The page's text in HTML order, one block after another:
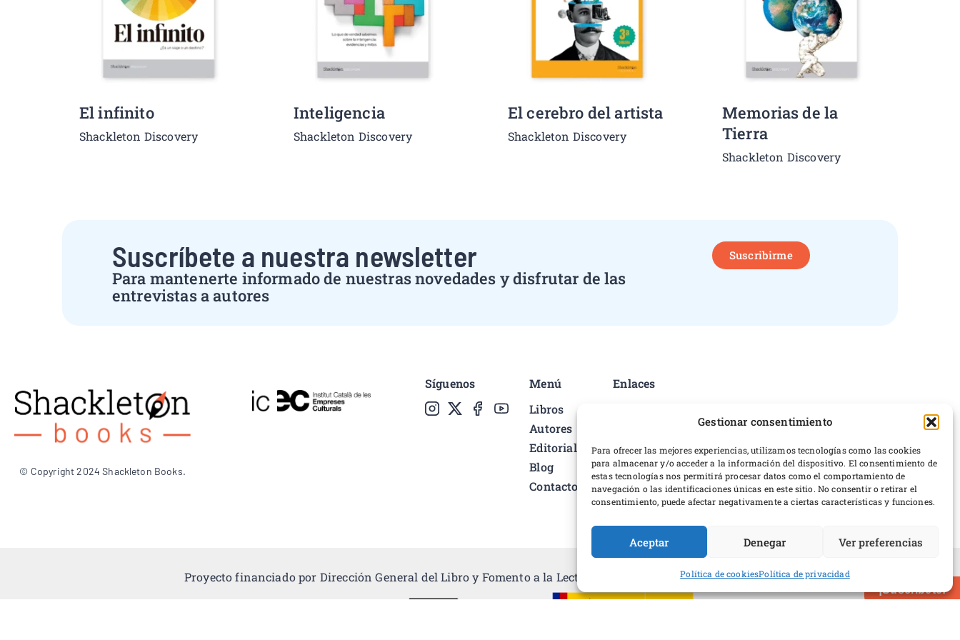
Gestionar consentimiento
Para ofrecer las mejores experiencias, utilizamos tecnologías como las cookies
para almacenar y/o acceder a la información del dispositivo. El consentimiento de
estas tecnologías nos permitirá procesar datos como el comportamiento de
navegación o las identificaciones únicas en este sitio. No consentir o retirar el
consentimiento, puede afectar negativamente a ciertas características y funciones.
Aceptar Denegar Ver preferencias
Política de cookiesPolítica de privacidad
El infinito
Shackleton Discovery
Inteligencia
Shackleton Discovery
El cerebro del artista
Shackleton Discovery
Memorias de la
Tierra
Shackleton Discovery
Suscríbete a nuestra newsletter
Para mantenerte informado de nuestras novedades y disfrutar de las
entrevistas a autores
Suscribirme
© Copyright 2024 Shackleton Books.
Síguenos
Menú
Libros
Autores
Editorial
Blog
Contacto
Enlaces
Condiciones del servicio
Preferencias de cookies
Políticas de devoluciones y reembolsos
Desarrollo web
Proyecto financiado por Dirección General del Libro y Fomento a la Lectura, Ministerio de Cultura y Deporte
¡Suscríbete!